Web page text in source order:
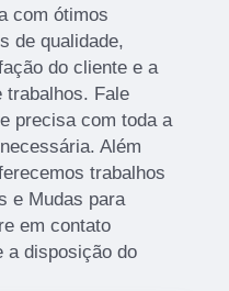
com ótimos
de qualidade,
do cliente e a
trabalhos. Fale
precisa com toda a
Além
trabalhos
e Mudas para
em contato
a disposição do